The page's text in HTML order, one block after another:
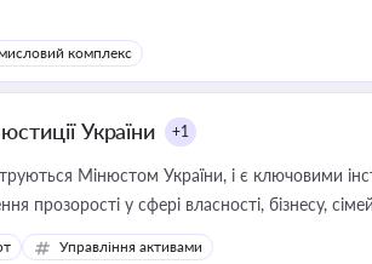
комплекс
України +1
Мінюстом України, і є ключовими
прозорості у сфері власності, бізнесу,
Управління активами